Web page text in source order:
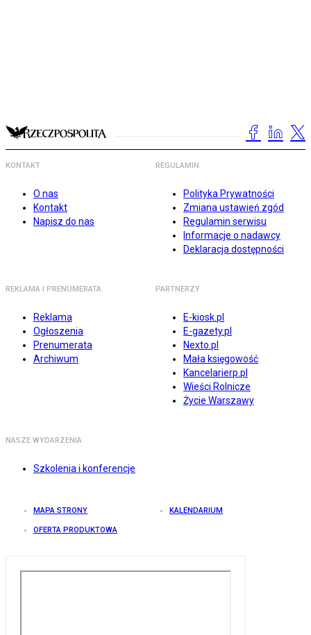
KONTAKT
O nas
Kontakt
Napisz do nas
REGULAMIN
Polityka Prywatności
Zmiana ustawień zgód
Regulamin serwisu
Informacje o nadawcy
Deklaracja dostępności
REKLAMA I PRENUMERATA
Reklama
Ogłoszenia
Prenumerata
Archiwum
PARTNERZY
E-kiosk.pl
E-gazety.pl
Nexto.pl
Mała księgowość
Kancelarierp.pl
Wieści Rolnicze
Życie Warszawy
NASZE WYDARZENIA
Szkolenia i konferencje
MAPA STRONY KALENDARIUM
OFERTA PRODUKTOWA